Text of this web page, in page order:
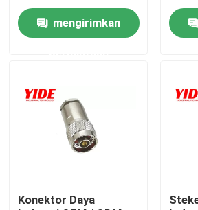
Konektor Sepeda E
Konektor Baterai Ebike
Tumpukan Pengisian EV
mengirimkan
Konektor Daya